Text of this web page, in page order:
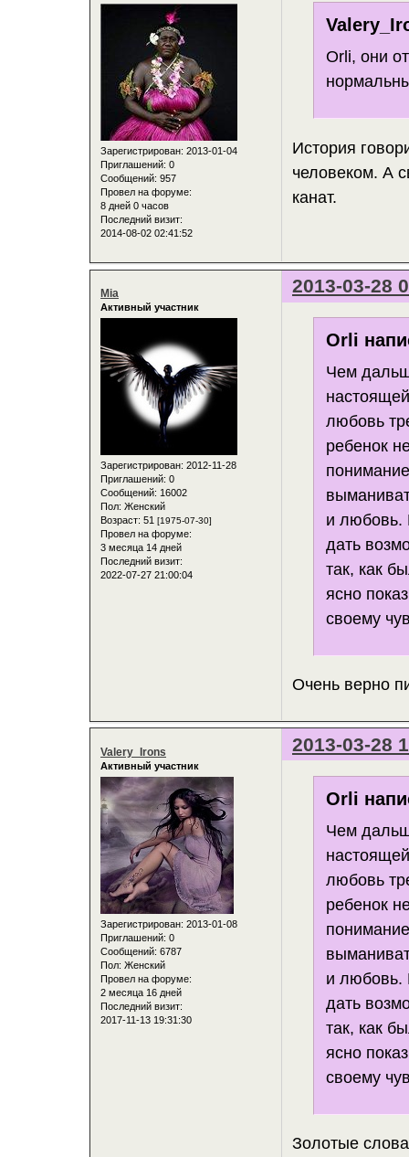
Зарегистрирован: 2013-01-04
Приглашений: 0
Сообщений: 957
Провел на форуме:
8 дней 0 часов
Последний визит:
2014-08-02 02:41:52
Orli, они
История
человеком. А
канат.
2013-03-28
Mia
Активный участник
Зарегистрирован: 2012-11-28
Приглашений: 0
Сообщений: 16002
Пол: Женский
Возраст: 51 [1975-07-30]
Провел на форуме:
3 месяца 14 дней
Последний визит:
2022-07-27 21:00:04
Orli
Чем
любовь
ребенок
и любовь.
дать
так, как
ясно
своему
Очень верно
2013-03-28
Valery_Irons
Активный участник
Зарегистрирован: 2013-01-08
Приглашений: 0
Сообщений: 6787
Пол: Женский
Провел на форуме:
2 месяца 16 дней
Последний визит:
2017-11-13 19:31:30
Orli
Чем
любовь
ребенок
и любовь.
дать
так, как
ясно
своему
Золотые